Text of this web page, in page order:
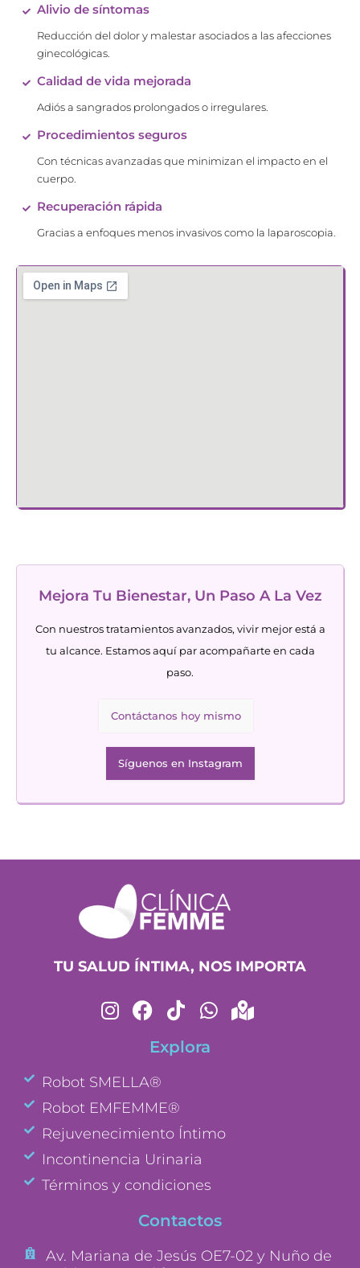
Alivio de síntomas
Reducción del dolor y malestar asociados a las afecciones
ginecológicas.
Calidad de vida mejorada
Adiós a sangrados prolongados o irregulares.
Procedimientos seguros
Con técnicas avanzadas que minimizan el impacto en el
cuerpo.
Recuperación rápida
Gracias a enfoques menos invasivos como la laparoscopia.
Mejora Tu Bienestar, Un Paso A La Vez
Con nuestros tratamientos avanzados, vivir mejor está a
tu alcance. Estamos aquí par acompañarte en cada
paso.
Contáctanos hoy mismo
Síguenos en Instagram
TU SALUD ÍNTIMA, NOS IMPORTA
Explora
Robot SMELLA®
Robot EMFEMME®
Rejuvenecimiento Íntimo
Incontinencia Urinaria
Términos y condiciones
Contactos
Av. Mariana de Jesús OE7-02 y Nuño de